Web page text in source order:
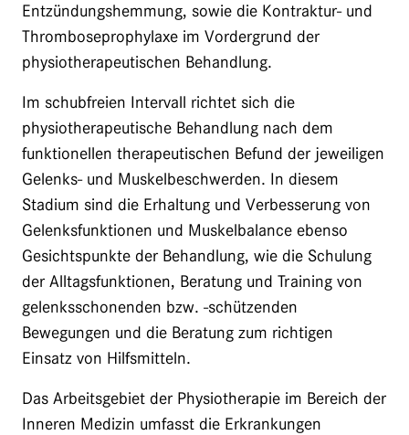
Entzündungshemmung, sowie die Kontraktur- und
Thromboseprophylaxe im Vordergrund der
physiotherapeutischen Behandlung.
Im schubfreien Intervall richtet sich die
physiotherapeutische Behandlung nach dem
funktionellen therapeutischen Befund der jeweiligen
Gelenks- und Muskelbeschwerden. In diesem
Stadium sind die Erhaltung und Verbesserung von
Gelenksfunktionen und Muskelbalance ebenso
Gesichtspunkte der Behandlung, wie die Schulung
der Alltagsfunktionen, Beratung und Training von
gelenksschonenden bzw. -schützenden
Bewegungen und die Beratung zum richtigen
Einsatz von Hilfsmitteln.
Das Arbeitsgebiet der Physiotherapie im Bereich der
Inneren Medizin umfasst die Erkrankungen